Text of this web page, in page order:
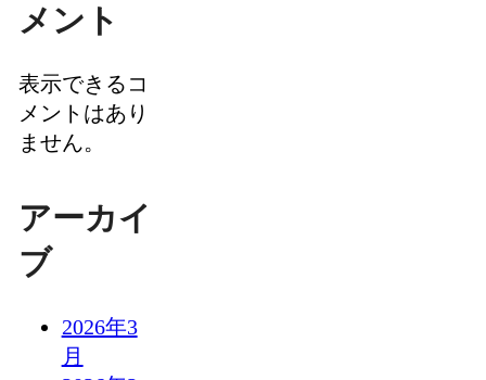
メント
表示できるコ
メントはあり
ません。
アーカイ
ブ
2026年3
月